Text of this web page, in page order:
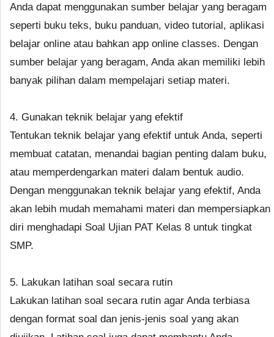
Anda dapat menggunakan sumber belajar yang beragam
seperti buku teks, buku panduan, video tutorial, aplikasi
belajar online atau bahkan app online classes. Dengan
sumber belajar yang beragam, Anda akan memiliki lebih
banyak pilihan dalam mempelajari setiap materi.
4. Gunakan teknik belajar yang efektif
Tentukan teknik belajar yang efektif untuk Anda, seperti
membuat catatan, menandai bagian penting dalam buku,
atau memperdengarkan materi dalam bentuk audio.
Dengan menggunakan teknik belajar yang efektif, Anda
akan lebih mudah memahami materi dan mempersiapkan
diri menghadapi Soal Ujian PAT Kelas 8 untuk tingkat
SMP.
5. Lakukan latihan soal secara rutin
Lakukan latihan soal secara rutin agar Anda terbiasa
dengan format soal dan jenis-jenis soal yang akan